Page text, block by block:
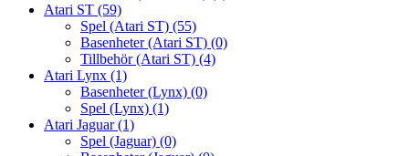
Atari ST (59)
Spel (Atari ST) (55)
Basenheter (Atari ST) (0)
Tillbehör (Atari ST) (4)
Atari Lynx (1)
Basenheter (Lynx) (0)
Spel (Lynx) (1)
Atari Jaguar(1)
Spel (Jaguar) (0)